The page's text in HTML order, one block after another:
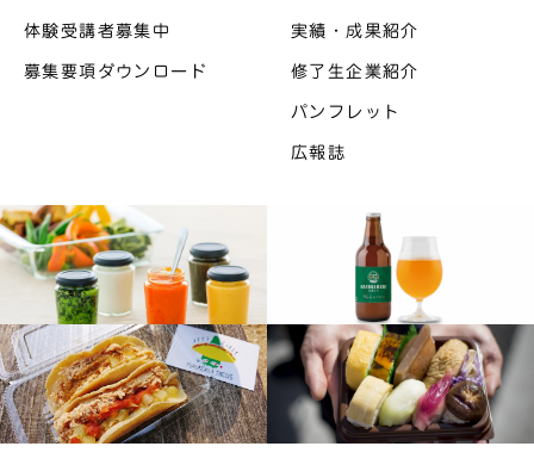
体験受講者募集中
募集要項ダウンロード
実績・成果紹介
修了生企業紹介
パンフレット
広報誌